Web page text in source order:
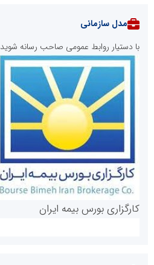
روابط عمومی خبرگزاری گزارش خبر
مدل سازمانی
با دستیار روابط عمومی صاحب رسانه شوید
کارگزاری بورس بیمه ایران